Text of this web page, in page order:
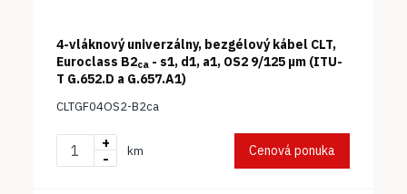
4-vláknový univerzálny, bezgélový kábel CLT,
Euroclass B2ca - s1, d1, a1, OS2 9/125 µm (ITU-
T G.652.D a G.657.A1)
CLTGF04OS2-B2ca
+
-
km Cenová ponuka